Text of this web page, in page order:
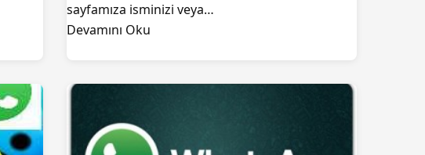
sayfamıza isminizi veya…
Devamını Oku